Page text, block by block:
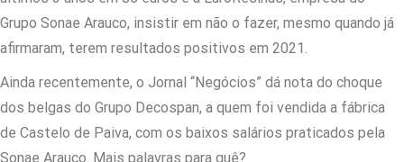
Grupo Sonae Arauco, insistir em não o fazer, mesmo quando já
afirmaram, terem resultados positivos em 2021.
Ainda recentemente, o Jornal “Negócios” dá nota do choque
dos belgas do Grupo Decospan, a quem foi vendida a fábrica
de Castelo de Paiva, com os baixos salários praticados pela
Sonae Arauco. Mais palavras para quê?